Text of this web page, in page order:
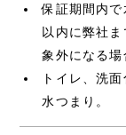
保証期間内
以内に弊社
象外になる場
トイレ、洗
水つまり。